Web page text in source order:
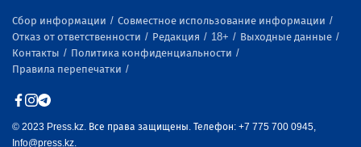
Сбор информации
Совместное использование информации
Отказ от ответственности
Редакция 18+
Выходные данные
Контакты
Политика конфиденциальности
Правила перепечатки
© 2023 Press.kz. Все права защищены. Телефон: +7 775 700 0945,
Info@press.kz.